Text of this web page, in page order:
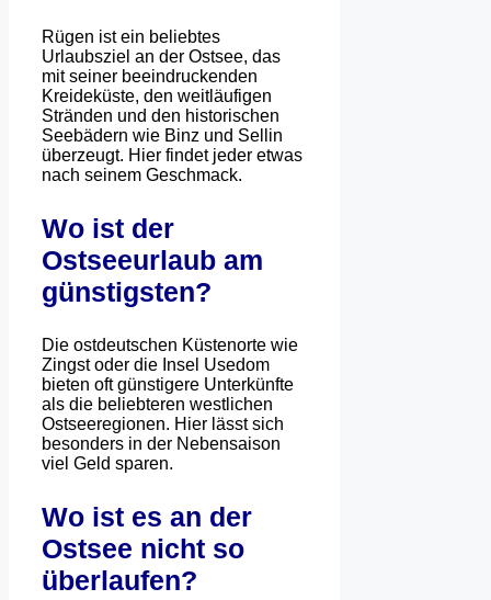
Rügen ist ein beliebtes
Urlaubsziel an der Ostsee, das
mit seiner beeindruckenden
Kreideküste, den weitläufigen
Stränden und den historischen
Seebädern wie Binz und Sellin
überzeugt. Hier findet jeder etwas
nach seinem Geschmack.
Wo ist der
Ostseeurlaub am
günstigsten?
Die ostdeutschen Küstenorte wie
Zingst oder die Insel Usedom
bieten oft günstigere Unterkünfte
als die beliebteren westlichen
Ostseeregionen. Hier lässt sich
besonders in der Nebensaison
viel Geld sparen.
Wo ist es an der
Ostsee nicht so
überlaufen?